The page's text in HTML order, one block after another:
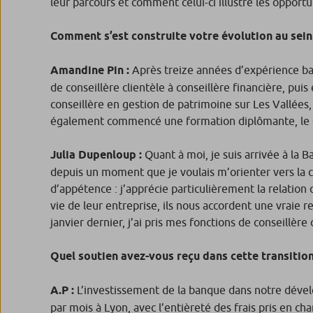
Comment s’est construite votre évolution au
Amandine Pin : Après treize années d’expérience
de conseillère clientèle à conseillère financière, puis
conseillère en gestion de patrimoine sur Les
également commencé une formation diplômante, le
Julia Dupenloup : Quant à moi, je suis arrivée à la
depuis un moment que je voulais m’orienter vers
d’appétence : j’apprécie particulièrement la
vie de leur entreprise, ils nous accordent une vraie
janvier dernier, j’ai pris mes fonctions de
Quel soutien avez-vous reçu dans cette transition
A.P : L’investissement de la banque dans notre
par mois à Lyon, avec l’entièreté des frais pris en